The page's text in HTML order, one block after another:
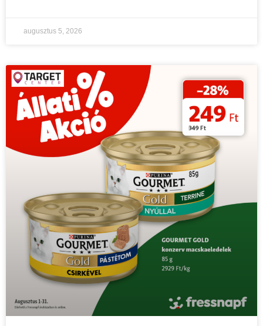
augusztus 5, 2026